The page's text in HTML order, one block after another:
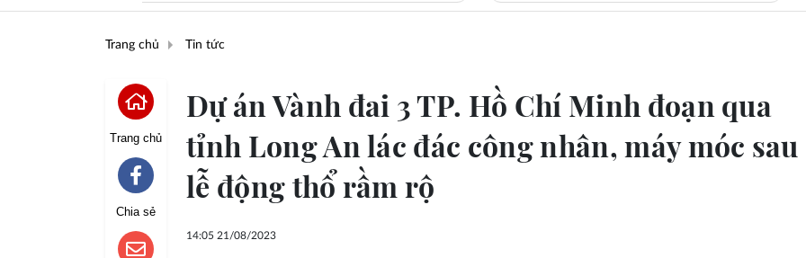
Trang chủ Tin tức
Trang chủ
Chia sẻ
Dự án Vành đai 3 TP. Hồ Chí Minh đoạn qua
tỉnh Long An lác đác công nhân, máy móc sau
lễ động thổ rầm rộ
14:05 21/08/2023